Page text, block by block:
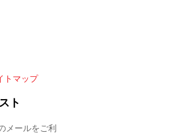
トマップ
ト
ールをご利